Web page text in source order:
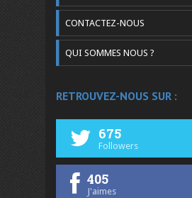
CONTACTEZ-NOUS
QUI SOMMES NOUS ?
RETROUVEZ-NOUS SUR :
675
Followers
405
J'aimes